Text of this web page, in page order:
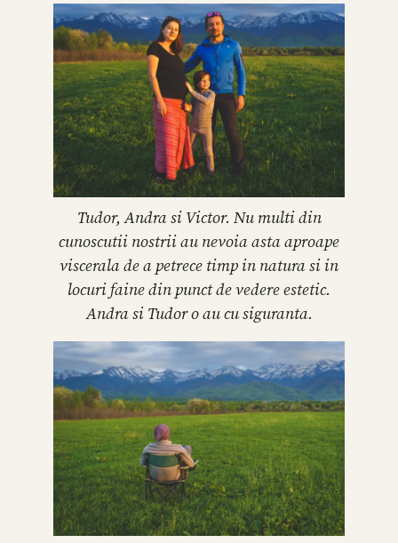
Tudor, Andra si Victor. Nu multi din
cunoscutii nostrii au nevoia asta aproape
viscerala de a petrece timp in natura si in
locuri faine din punct de vedere estetic.
Andra si Tudor o au cu siguranta.